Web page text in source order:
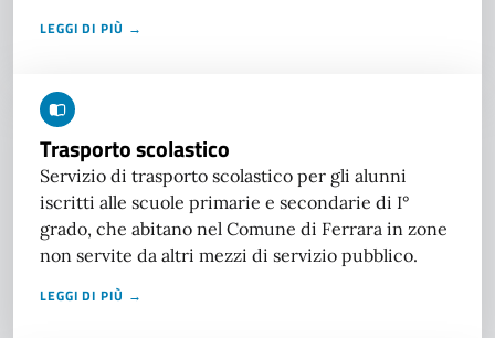
LEGGI DI PIÙ →
Trasporto scolastico
Servizio di trasporto scolastico per gli alunni
iscritti alle scuole primarie e secondarie di I°
grado, che abitano nel Comune di Ferrara in zone
non servite da altri mezzi di servizio pubblico.
LEGGI DI PIÙ →